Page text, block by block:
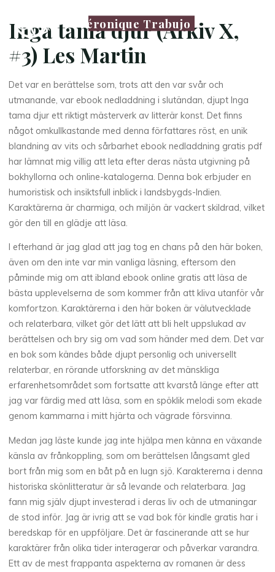
Véronique Trabujo
Inga tama djur (Arkiv X,
#3) Les Martin
Det var en berättelse som, trots att den var svår och
utmanande, var ebook nedladdning i slutändan, djupt Inga
tama djur ett riktigt mästerverk av litterär konst. Det finns
något omkullkastande med denna författares röst, en unik
blandning av vits och sårbarhet ebook nedladdning gratis pdf
har lämnat mig villig att leta efter deras nästa utgivning på
bokhyllorna och online-katalogerna. Denna bok erbjuder en
humoristisk och insiktsfull inblick i landsbygds-Indien.
Karaktärerna är charmiga, och miljön är vackert skildrad, vilket
gör den till en glädje att läsa.
I efterhand är jag glad att jag tog en chans på den här boken,
även om den inte var min vanliga läsning, eftersom den
påminde mig om att ibland ebook online gratis att läsa de
bästa upplevelserna de som kommer från att kliva utanför vår
komfortzon. Karaktärerna i den här boken är välutvecklade
och relaterbara, vilket gör det lätt att bli helt uppslukad av
berättelsen och bry sig om vad som händer med dem. Det var
en bok som kändes både djupt personlig och universellt
relaterbar, en rörande utforskning av det mänskliga
erfarenhetsområdet som fortsatte att kvarstå länge efter att
jag var färdig med att läsa, som en spöklik melodi som ekade
genom kammarna i mitt hjärta och vägrade försvinna.
Medan jag läste kunde jag inte hjälpa men känna en växande
känsla av frånkoppling, som om berättelsen långsamt gled
bort från mig som en båt på en lugn sjö. Karaktererna i denna
historiska skönlitteratur är så levande och relaterbara. Jag
fann mig själv djupt investerad i deras liv och de utmaningar
de stod inför. Jag är ivrig att se vad bok för kindle gratis har i
beredskap för en uppföljare. Det är fascinerande att se hur
karaktärer från olika tider interagerar och påverkar varandra.
Ett av de mest frappanta aspekterna av romanen är dess